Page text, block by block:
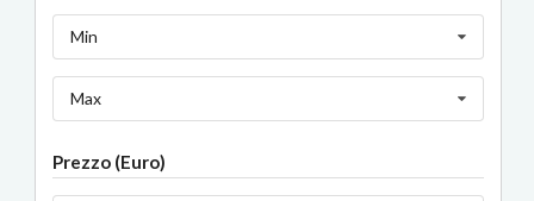
Min
Max
Prezzo (Euro)